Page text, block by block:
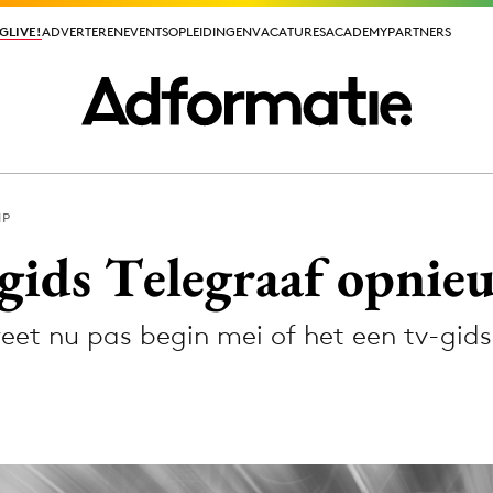
ADVERTERENEVENTSOPLEIDINGENVACATURESACADEMYPARTNERS
ADVERTERENEVENTSOPLEIDINGENVACATURESACADEMYPARTNERS
PR
Telegraaf
nu pas begin mei of het een tv-